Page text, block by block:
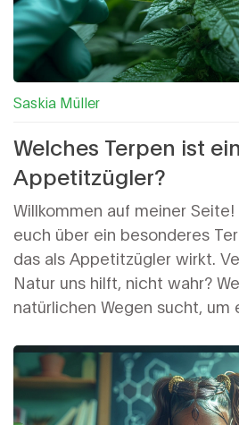
Saskia Müller
Welches Terpen ist ein
Appetitzügler?
Willkommen auf meiner
euch über ein besonderes
das als Appetitzügler wirkt.
Natur uns hilft, nicht wahr?
natürlichen Wegen sucht, um
für spannende Einblicke.